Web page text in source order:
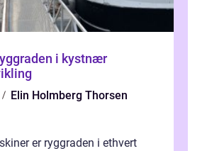
Elin Holmberg Thorsen
er ryggraden i ethvert